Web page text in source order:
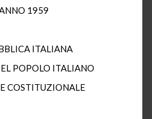
1959
ITALIANA
POPOLO ITALIANO
COSTITUZIONALE